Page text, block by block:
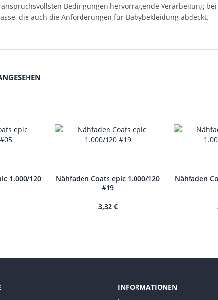
Bedingungen hervorragende Verarbeitung
die auch die Anforderungen für Babybekleidung abdeckt.
1.000/120
Nähfaden Coats epic 1.000/120
#19
3,32 €
Nähfaden
INFORMATIONEN